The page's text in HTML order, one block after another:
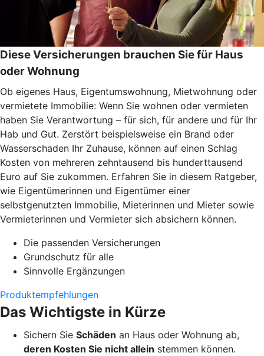
Diese Versicherungen brauchen Sie für Haus
oder Wohnung
Ob eigenes Haus, Eigentumswohnung, Mietwohnung oder
vermietete Immobilie: Wenn Sie wohnen oder vermieten
haben Sie Verantwortung – für sich, für andere und für Ihr
Hab und Gut. Zerstört beispielsweise ein Brand oder
Wasserschaden Ihr Zuhause, können auf einen Schlag
Kosten von mehreren zehntausend bis hunderttausend
Euro auf Sie zukommen. Erfahren Sie in diesem Ratgeber,
wie Eigentümerinnen und Eigentümer einer
selbstgenutzten Immobilie, Mieterinnen und Mieter sowie
Vermieterinnen und Vermieter sich absichern können.
Die passenden Versicherungen
Grundschutz für alle
Sinnvolle Ergänzungen
Produktempfehlungen
Das Wichtigste in Kürze
Sichern Sie Schäden an Haus oder Wohnung ab,
deren Kosten Sie nicht allein stemmen können.